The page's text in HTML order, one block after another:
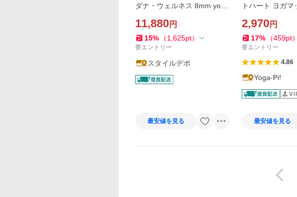
ダナ・ウェルネス 8mm yoga
レッチ 筋トレ トレーニング
マット 高反発 厚手 軽量 マー
ブル模様 送料無料
11,880円
15% （1,625pt）
要エントリー
スタイルデポ
最安値を見る
トハート ヨガマ
ヨガマットバッグ
2,970円
17% （459pt）
要エントリー
4.86
Yoga-Pi!
最安値を見る